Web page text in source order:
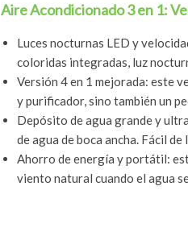
Aire Acondicionado 3 en 1:
Luces nocturnas LED y
coloridas integradas, luz
Versión 4 en 1 mejorada: este
y purificador, sino también un
Depósito de agua grande y
de agua de boca ancha. Fácil
Ahorro de energía y portátil:
viento natural cuando el agua